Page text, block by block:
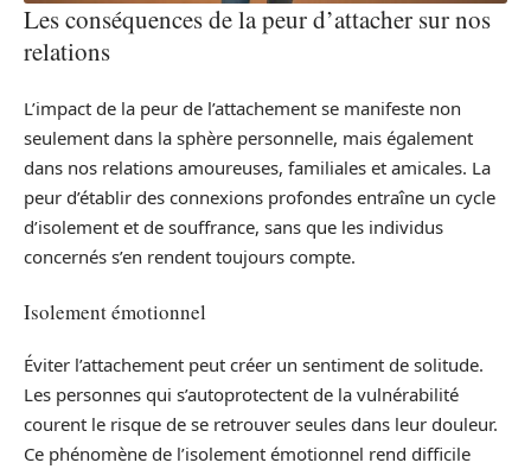
Les conséquences de la peur d’attacher sur nos
relations
L’impact de la peur de l’attachement se manifeste non
seulement dans la sphère personnelle, mais également
dans nos relations amoureuses, familiales et amicales. La
peur d’établir des connexions profondes entraîne un cycle
d’isolement et de souffrance, sans que les individus
concernés s’en rendent toujours compte.
Isolement émotionnel
Éviter l’attachement peut créer un sentiment de solitude.
Les personnes qui s’autoprotectent de la vulnérabilité
courent le risque de se retrouver seules dans leur douleur.
Ce phénomène de l’isolement émotionnel rend difficile